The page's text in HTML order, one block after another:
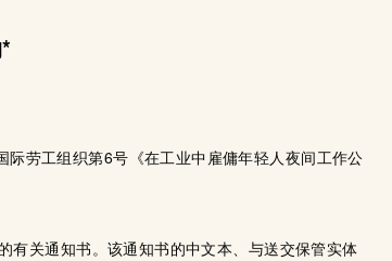
劳工组织第6号《在工业中雇傭年轻人夜间工作公
有关通知书。该通知书的中文本、与送交保管实体